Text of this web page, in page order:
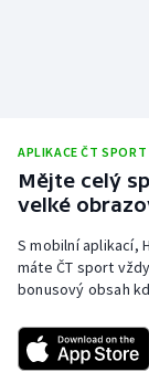
APLIKACE ČT SPORT
Mějte celý
velké
S mobilní aplikací,
máte ČT sport
bonusový obsah